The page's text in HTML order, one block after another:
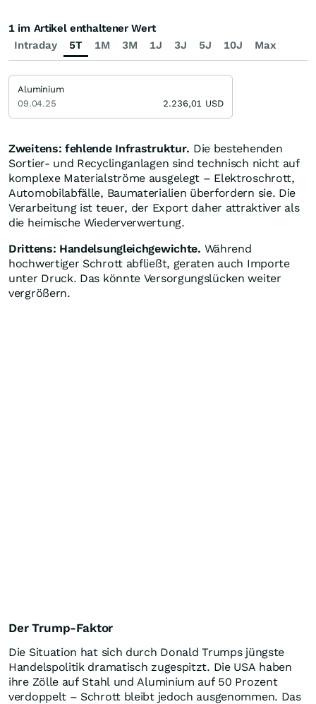
Zweitens: fehlende Infrastruktur. Die bestehenden
Sortier- und Recyclinganlagen sind technisch nicht auf
komplexe Materialströme ausgelegt – Elektroschrott,
Automobilabfälle, Baumaterialien überfordern sie. Die
Verarbeitung ist teuer, der Export daher attraktiver als
die heimische Wiederverwertung.
Drittens: Handelsungleichgewichte. Während
hochwertiger Schrott abfließt, geraten auch Importe
unter Druck. Das könnte Versorgungslücken weiter
vergrößern.
Der Trump-Faktor
Die Situation hat sich durch Donald Trumps jüngste
Handelspolitik dramatisch zugespitzt. Die USA haben
ihre Zölle auf Stahl und Aluminium auf 50 Prozent
verdoppelt – Schrott bleibt jedoch ausgenommen. Das
Intraday 5T 1M 3M 1J 3J 5J 10J Max
1 im Artikel enthaltener Wert
Aluminium
09.04.25
2.236,01 USD